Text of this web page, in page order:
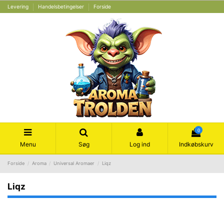
Levering Handelsbetingelser Forside
Menu Søg Log ind
0
Indkøbskurv
Forside Aroma Universal Aromaer Liqz
Liqz